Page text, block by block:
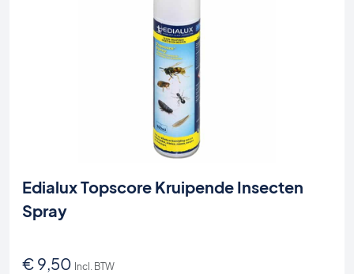
Edialux Topscore Kruipende Insecten
Spray
€ 9,50 Incl. BTW